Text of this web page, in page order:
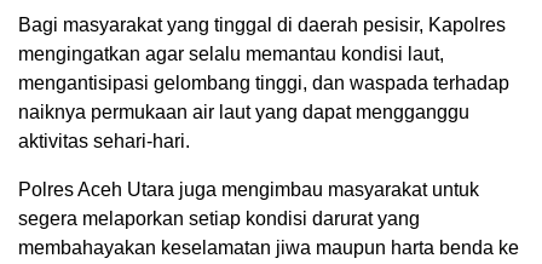
Bagi masyarakat yang tinggal di daerah pesisir, Kapolres
mengingatkan agar selalu memantau kondisi laut,
mengantisipasi gelombang tinggi, dan waspada terhadap
naiknya permukaan air laut yang dapat mengganggu
aktivitas sehari-hari.
Polres Aceh Utara juga mengimbau masyarakat untuk
segera melaporkan setiap kondisi darurat yang
membahayakan keselamatan jiwa maupun harta benda ke